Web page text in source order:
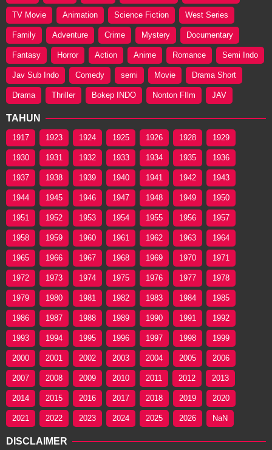
TV Movie Animation Science Fiction West Series
Family Adventure Crime Mystery Documentary
Fantasy Horror Action Anime Romance Semi Indo
Jav Sub Indo Comedy semi Movie Drama Short
Drama Thriller Bokep INDO Nonton FIlm JAV
TAHUN
1917 1923 1924 1925 1926 1928 1929
1930 1931 1932 1933 1934 1935 1936
1937 1938 1939 1940 1941 1942 1943
1944 1945 1946 1947 1948 1949 1950
1951 1952 1953 1954 1955 1956 1957
1958 1959 1960 1961 1962 1963 1964
1965 1966 1967 1968 1969 1970 1971
1972 1973 1974 1975 1976 1977 1978
1979 1980 1981 1982 1983 1984 1985
1986 1987 1988 1989 1990 1991 1992
1993 1994 1995 1996 1997 1998 1999
2000 2001 2002 2003 2004 2005 2006
2007 2008 2009 2010 2011 2012 2013
2014 2015 2016 2017 2018 2019 2020
2021 2022 2023 2024 2025 2026 NaN
DISCLAIMER